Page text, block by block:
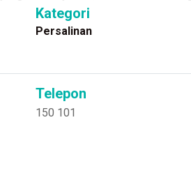
Kategori
Persalinan
Telepon
150 101